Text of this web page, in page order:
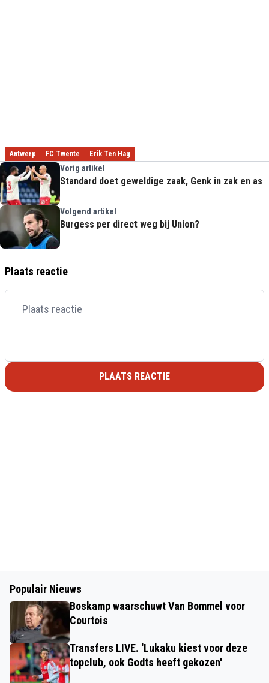
Antwerp FC Twente Erik Ten Hag
Vorig artikel
Standard doet geweldige zaak, Genk in zak en as
Volgend artikel
Burgess per direct weg bij Union?
Plaats reactie
PLAATS REACTIE
Populair Nieuws
Boskamp waarschuwt Van Bommel voor
Courtois
Transfers LIVE. 'Lukaku kiest voor deze
topclub, ook Godts heeft gekozen'